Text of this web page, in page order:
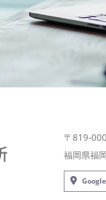
〒819-
福岡県福